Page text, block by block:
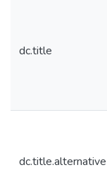
dc.title
dc.title.alternative